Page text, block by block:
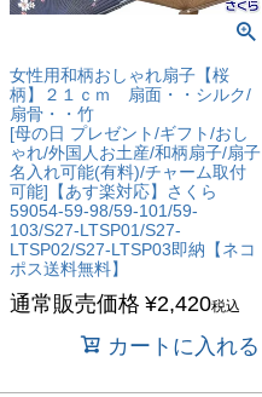
女性用和柄おしゃれ扇子【桜
柄】２１ｃｍ 扇面・・シルク/
扇骨・・竹
[母の日 プレゼント/ギフト/おし
ゃれ/外国人お土産/和柄扇子/扇子
名入れ可能(有料)/チャーム取付
可能]【あす楽対応】さくら
59054-59-98/59-101/59-
103/S27-LTSP01/S27-
LTSP02/S27-LTSP03即納【ネコ
ポス送料無料】
通常販売価格 ¥2,420税込
カートに入れる